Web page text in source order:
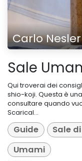
Carlo Nesler
Sale
Qui troverai dei
shio-koji. Questa è
consultare quando
Scarical...
Guide Sale
Umami